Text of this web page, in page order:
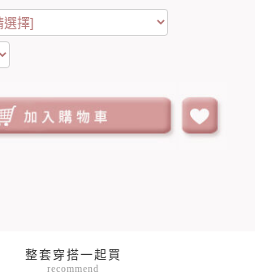
整套穿搭一起買
recommend